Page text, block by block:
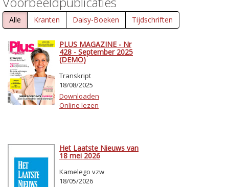
Alle Kranten Daisy-Boeken Tijdschriften
PLUS MAGAZINE - Nr
428 - September 2025
(DEMO)
Transkript
18/08/2025
Downloaden
Online lezen
Het Laatste Nieuws van
18 mei 2026
Kamelego vzw
18/05/2026